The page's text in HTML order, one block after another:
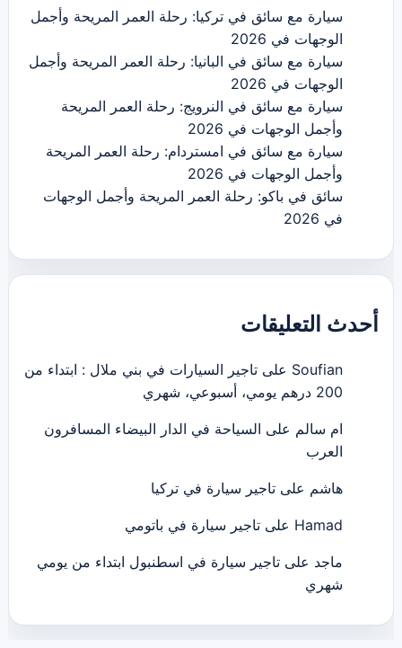
سيارة مع سائق في تركيا: رحلة العمر المريحة وأجمل
الوجهات في 2026
سيارة مع سائق في البانيا: رحلة العمر المريحة وأجمل
الوجهات في 2026
سيارة مع سائق في النرويج: رحلة العمر المريحة
وأجمل الوجهات في 2026
سيارة مع سائق في امستردام: رحلة العمر المريحة
وأجمل الوجهات في 2026
سائق في باكو: رحلة العمر المريحة وأجمل الوجهات
في 2026
أحدث التعليقات
Soufian على تاجير السيارات في بني ملال : ابتداء من
200 درهم يومي، أسبوعي، شهري
ام سالم على السياحة في الدار البيضاء المسافرون
العرب
هاشم على تاجير سيارة في تركيا
Hamad على تاجير سيارة في باتومي
ماجد على تاجير سيارة في اسطنبول ابتداء من يومي
شهري